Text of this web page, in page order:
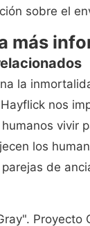
sobre el
más
la
nos
vivir
los
de
Proyecto